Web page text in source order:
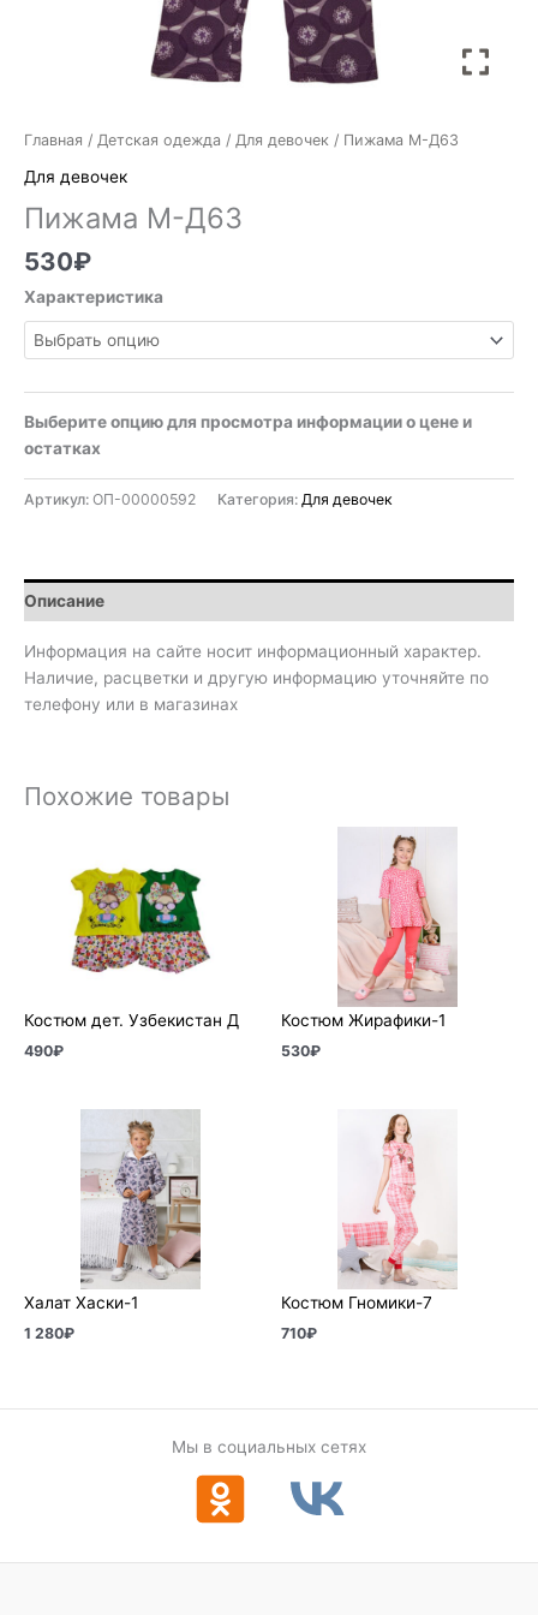
Главная / Детская одежда / Для девочек / Пижама М-Д63
Для девочек
Пижама М-Д63
530₽
Характеристика
Выберите опцию для просмотра информации о цене и
остатках
Артикул: ОП-00000592 Категория: Для девочек
Описание
Информация на сайте носит информационный характер.
Наличие, расцветки и другую информацию уточняйте по
телефону или в магазинах
Похожие товары
Костюм дет. Узбекистан Д
490₽
Костюм Жирафики-1
530₽
Халат Хаски-1
1 280₽
Костюм Гномики-7
710₽
Мы в социальных сетях